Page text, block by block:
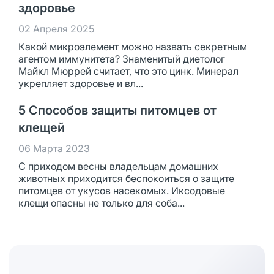
здоровье
02 Апреля 2025
Какой микроэлемент можно назвать секретным
агентом иммунитета? Знаменитый диетолог
Майкл Мюррей считает, что это цинк. Минерал
укрепляет здоровье и вл...
5 Способов защиты питомцев от
клещей
06 Марта 2023
С приходом весны владельцам домашних
животных приходится беспокоиться о защите
питомцев от укусов насекомых. Иксодовые
клещи опасны не только для соба...